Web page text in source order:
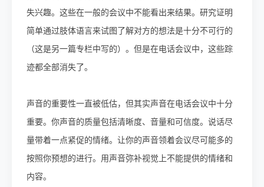
失兴趣。这些在一般的会议中不能看出来结果。研究证明
简单通过肢体语言来试图了解对方的想法是十分不可行的
（这是另一篇专栏中写的）。但是在电话会议中，这些踪
迹都全部消失了。
声音的重要性一直被低估，但其实声音在电话会议中十分
重要。你声音的质量包括清晰度、音量和可信度。说话尽
量带着一点紧促的情绪。让你的声音领着会议尽可能多的
按照你预想的进行。用声音弥补视觉上不能提供的情绪和
内容。